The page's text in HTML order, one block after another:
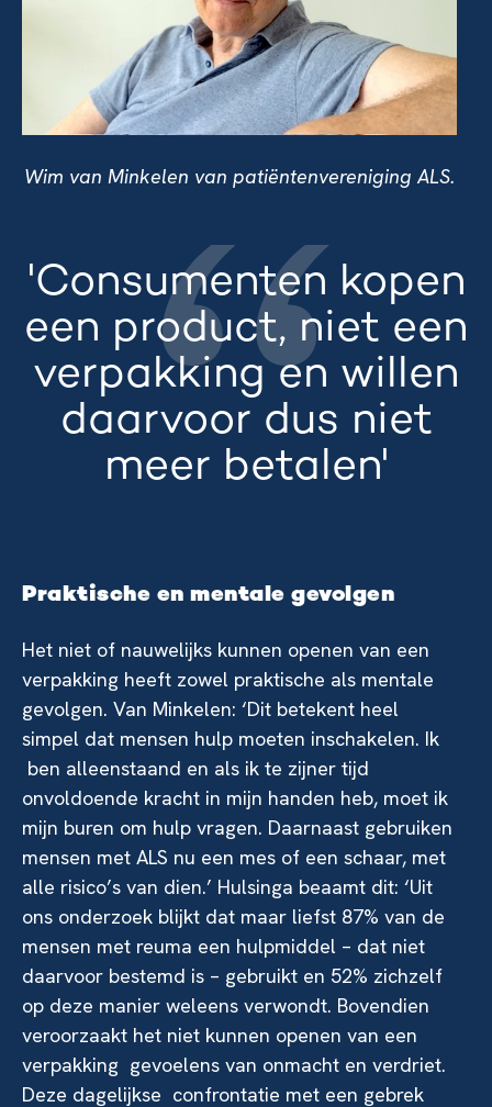
Wim van Minkelen van patiëntenvereniging ALS.
'Consumenten kopen
een product, niet een
verpakking en willen
daarvoor dus niet
meer betalen'
Praktische en mentale gevolgen
Het niet of nauwelijks kunnen openen van een
verpakking heeft zowel praktische als mentale
gevolgen. Van Minkelen: ‘Dit betekent heel
simpel dat mensen hulp moeten inschakelen. Ik
ben alleenstaand en als ik te zijner tijd
onvoldoende kracht in mijn handen heb, moet ik
mijn buren om hulp vragen. Daarnaast gebruiken
mensen met ALS nu een mes of een schaar, met
alle risico’s van dien.’ Hulsinga beaamt dit: ‘Uit
ons onderzoek blijkt dat maar liefst 87% van de
mensen met reuma een hulpmiddel – dat niet
daarvoor bestemd is – gebruikt en 52% zichzelf
op deze manier weleens verwondt. Bovendien
veroorzaakt het niet kunnen openen van een
verpakking gevoelens van onmacht en verdriet.
Deze dagelijkse confrontatie met een gebrek